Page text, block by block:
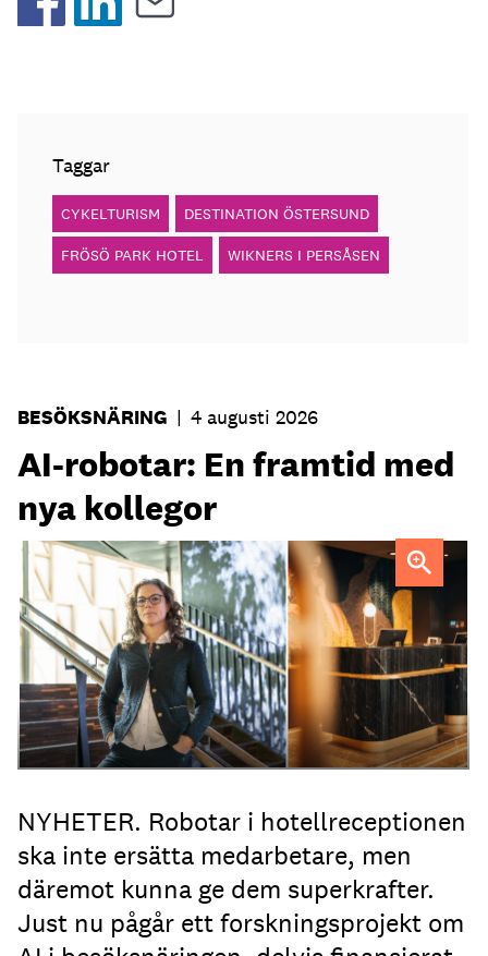
Taggar
CYKELTURISM DESTINATION ÖSTERSUND
FRÖSÖ PARK HOTEL WIKNERS I PERSÅSEN
BESÖKSNÄRING | 4 augusti 2026
AI-robotar: En framtid med
nya kollegor
Professor Kristina Palm FOTO: Theresia Viska FOTO:
Dylan Calluy / Unsplash
NYHETER. Robotar i hotellreceptionen
ska inte ersätta medarbetare, men
däremot kunna ge dem superkrafter.
Just nu pågår ett forskningsprojekt om